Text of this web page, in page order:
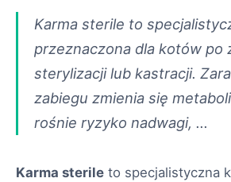
Karma sterile to
przeznaczona dla kotów po
sterylizacji lub kastracji.
zabiegu zmienia się
rośnie ryzyko nadwagi, …
Karma sterile to specjalistyczna